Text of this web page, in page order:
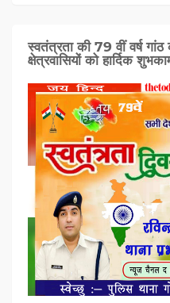
स्वतंत्रता की 79 वीं वर्ष
क्षेत्रवासियों को हार्दिक